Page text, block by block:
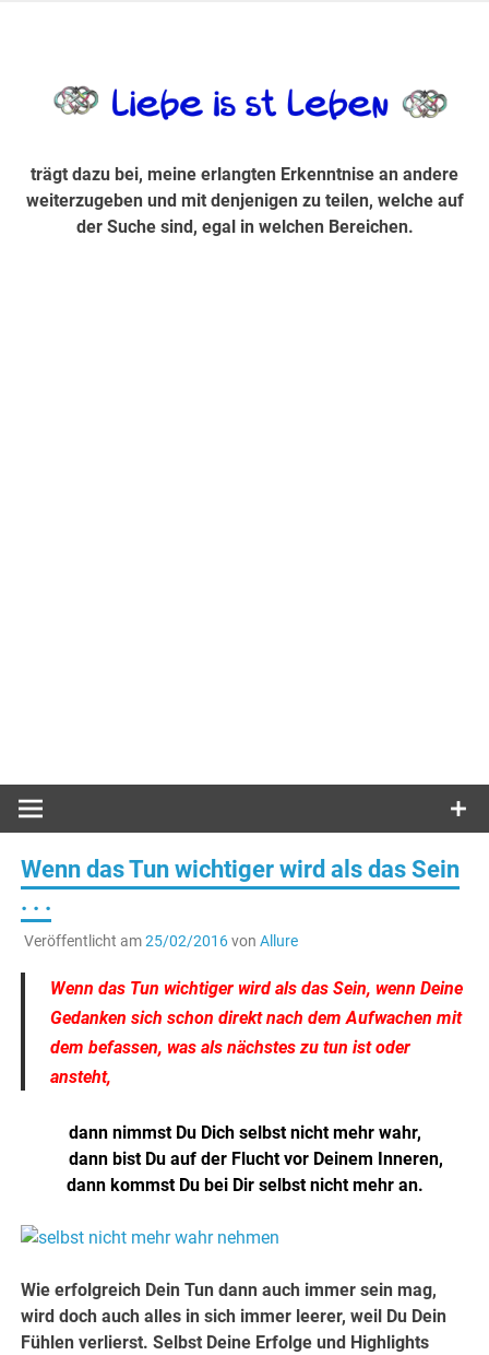
Suche sind, egal in welchen Bereichen.
trägt dazu bei, meine erlangten Erkenntnise an andere
weiterzugeben und mit denjenigen zu teilen, welche auf
der Suche sind, egal in welchen Bereichen.
Wenn das Tun wichtiger wird als das Sein
. . .
Veröffentlicht am25/02/2016von Allure
Wenn das Tun wichtiger wird als das Sein, wenn Deine
Gedanken sich schon direkt nach dem Aufwachen mit
dem befassen, was als nächstes zu tun ist oder
ansteht,
dann nimmst Du Dich selbst nicht mehr wahr,
dann bist Du auf der Flucht vor Deinem Inneren,
dann kommst Du bei Dir selbst nicht mehr an.
Wie erfolgreich Dein Tun dann auch immer sein mag,
wird doch auch alles in sich immer leerer, weil Du Dein
Fühlen verlierst. Selbst Deine Erfolge und Highlights